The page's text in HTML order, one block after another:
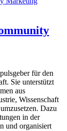
für den
Sie unterstützt
aus
Wissenschaft
Dazu
in der
und organisiert